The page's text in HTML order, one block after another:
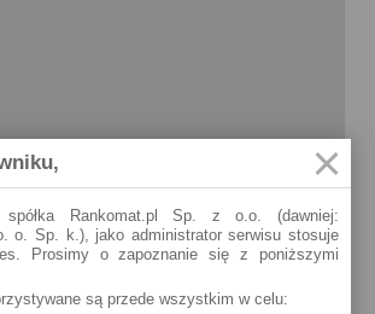
spółka Rankomat.pl Sp. z o.o. (dawniej:
o. Sp. k.), jako administrator serwisu stosuje
Prosimy o zapoznanie się z poniższymi
są przede wszystkim w celu: